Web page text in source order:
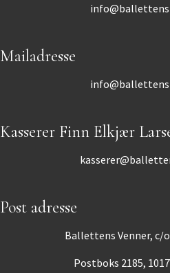
Mailadresse
Kasserer Finn Elkjær
Post adresse
Ballettens Venner, c/
Postboks 2185,